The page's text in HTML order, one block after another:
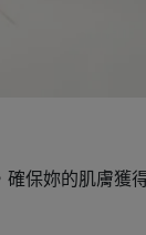
確保妳的肌膚獲